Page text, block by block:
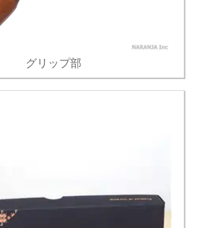
グリップ部